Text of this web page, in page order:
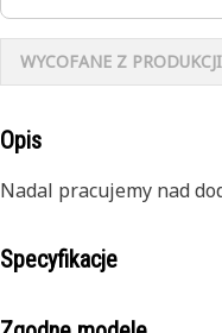
WYCOFANE Z PRODUKCJI
Opis
Nadal pracujemy nad
Specyfikacje